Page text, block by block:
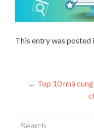
This entry was posted
Post
← Top 10 nhà